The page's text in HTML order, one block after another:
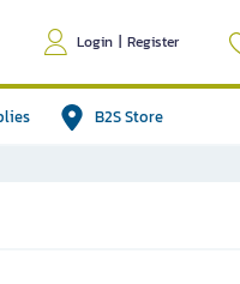
Login | Register
B2S Store